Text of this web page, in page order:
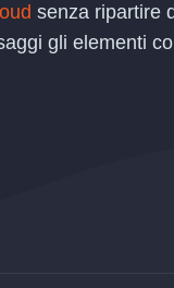
senza ripartire
gli elementi